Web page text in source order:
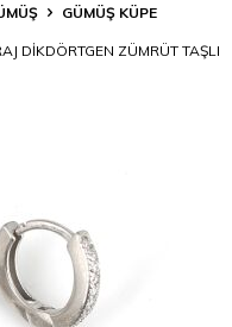
GÜMÜŞ KÜPE
DIKDÖRTGEN ZÜMRÜT TAŞLI